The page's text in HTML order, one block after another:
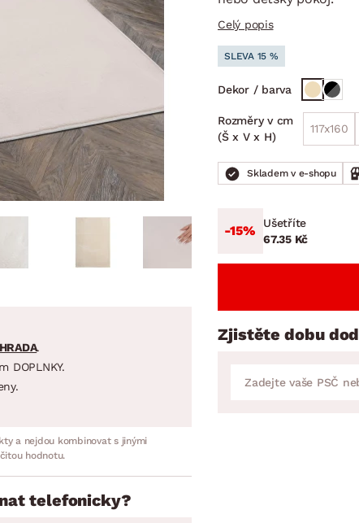
DOMÁCÍ SPOTŘEBIČE
Celý popis
SLEVA 15 %
Dekor / barva
Rozměry v cm
(Š x V x H)
117x160
Skladem v e-shopu
-15%
Ušetříte
67.35 Kč
Zjistěte dobu
.
DOPLNKY.
a nejdou kombinovat s jinými
hodnotu.
telefonicky?